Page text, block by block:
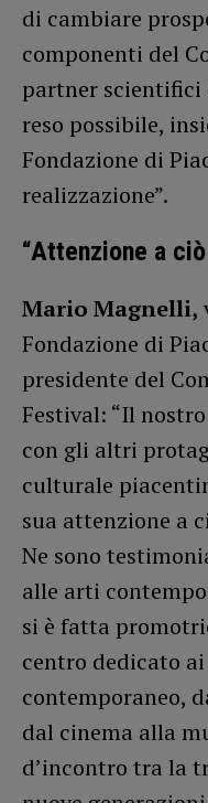
di cambiare
componenti del
partner scientifici
reso possibile,
Fondazione di
realizzazione”.
“Attenzione a
Mario Magnelli,
Fondazione di
presidente del
Festival: “Il
con gli altri
culturale
sua attenzione a
Ne sono
alle arti
si è fatta
centro dedicato
contemporaneo,
dal cinema alla
d’incontro tra la